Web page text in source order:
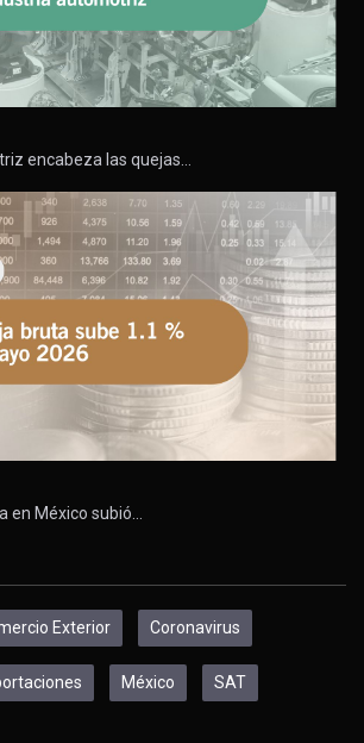
encabeza las quejas…
en México subió…
Exterior Coronavirus
México SAT